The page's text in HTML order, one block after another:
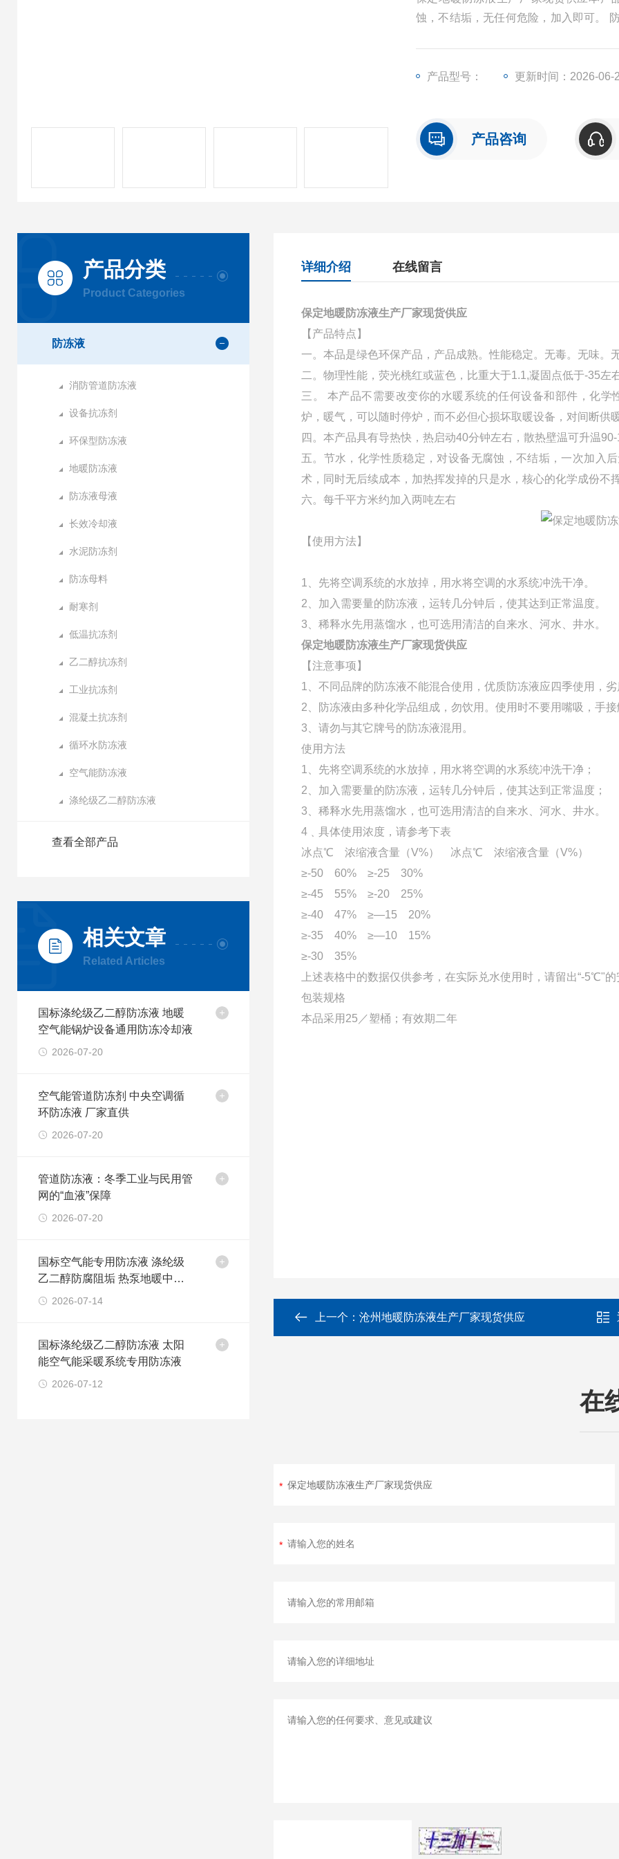
蚀，不结垢，无任何危险，加入即可。
产品型号： 更新时间：2026-06-
产品咨询
产品分类
Product Categories
防冻液
消防管道防冻液
设备抗冻剂
环保型防冻液
地暖防冻液
防冻液母液
长效冷却液
水泥防冻剂
防冻母料
耐寒剂
低温抗冻剂
乙二醇抗冻剂
工业抗冻剂
混凝土抗冻剂
循环水防冻液
空气能防冻液
涤纶级乙二醇防冻液
查看全部产品
相关文章
Related Articles
国标涤纶级乙二醇防冻液 地暖
空气能锅炉设备通用防冻冷却液
2026-07-20
空气能管道防冻剂 中央空调循
环防冻液 厂家直供
2026-07-20
管道防冻液：冬季工业与民用管
网的“血液”保障
2026-07-20
国标空气能专用防冻液 涤纶级
乙二醇防腐阻垢 热泵地暖中央
空调循环冷却液
2026-07-14
国标涤纶级乙二醇防冻液 太阳
能空气能采暖系统专用防冻液
2026-07-12
详细介绍 在线留言
保定地暖防冻液生产厂家现货供应
【产品特点】
一。本品是绿色环保产品，产品成熟。性能稳定。无毒。无味。
二。物理性能，荧光桃红或蓝色，比重大于1.1,凝固点低于-35左
三。 本产品不需要改变你的水暖系统的任何设备和部件，化
炉，暖气，可以随时停炉，而不必但心损坏取暖设备，对间断供
四。本产品具有导热快，热启动40分钟左右，散热壁温可升温
五。节水，化学性质稳定，对设备无腐蚀，不结垢，一次加入
术，同时无后续成本，加热挥发掉的只是水，核心的化学成份不
六。每千平方米约加入两吨左右
【使用方法】
1、先将空调系统的水放掉，用水将空调的水系统冲洗干净。
2、加入需要量的防冻液，运转几分钟后，使其达到正常温度。
3、稀释水先用蒸馏水，也可选用清洁的自来水、河水、井水。
保定地暖防冻液生产厂家现货供应
【注意事项】
1、不同品牌的防冻液不能混合使用，优质防冻液应四季使用，
2、防冻液由多种化学品组成，勿饮用。使用时不要用嘴吸，手接
3、请勿与其它牌号的防冻液混用。
使用方法
1、先将空调系统的水放掉，用水将空调的水系统冲洗干净；
2、加入需要量的防冻液，运转几分钟后，使其达到正常温度；
3、稀释水先用蒸馏水，也可选用清洁的自来水、河水、井水。
4﹑具体使用浓度，请参考下表
冰点℃ 浓缩液含量（V%） 冰点℃ 浓缩液含量（V%）
≥-50 60% ≥-25 30%
≥-45 55% ≥-20 25%
≥-40 47% ≥—15 20%
≥-35 40% ≥—10 15%
≥-30 35%
上述表格中的数据仅供参考，在实际兑水使用时，请留出“-5℃"的
包装规格
本品采用25／塑桶；有效期二年
上一个： 沧州地暖防冻液生产厂家现货供应
在